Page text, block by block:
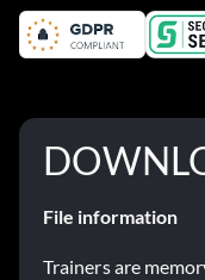
File information
Trainers are